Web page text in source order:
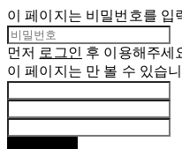
이 페이지는 비밀번호를 입
먼저 로그인 후 이용해주세
이 페이지는 만 볼 수 있습